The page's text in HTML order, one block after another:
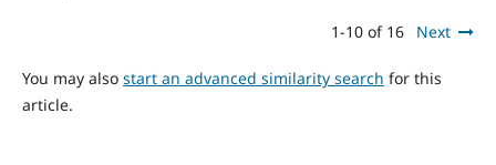
1-10 of 16 Next
You may also start an advanced similarity search for this
article.